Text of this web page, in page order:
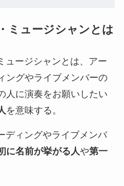
ミュージシャンとは
ュージシャンとは、アー
ングやライブメンバーの
人に演奏をお願いしたい
を意味する。
ディングやライブメンバ
に名前が挙がる人や第一